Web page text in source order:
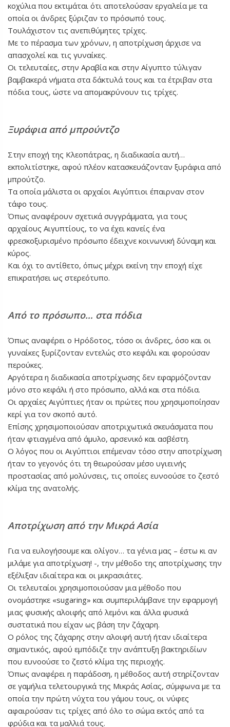
κοχύλια που εκτιμάται ότι αποτελούσαν εργαλεία με τα
οποία οι άνδρες ξύριζαν το πρόσωπό τους.
Τουλάχιστον τις ανεπιθύμητες τρίχες.
Με το πέρασμα των χρόνων, η αποτρίχωση άρχισε να
απασχολεί και τις γυναίκες.
Οι τελευταίες, στην Αραβία και στην Αίγυπτο τύλιγαν
βαμβακερά νήματα στα δάκτυλά τους και τα έτριβαν στα
πόδια τους, ώστε να απομακρύνουν τις τρίχες.
Ξυράφια από μπρούντζο
Στην εποχή της Κλεοπάτρας, η διαδικασία αυτή…
εκπολιτίστηκε, αφού πλέον κατασκευάζονταν ξυράφια από
μπρούτζο.
Τα οποία μάλιστα οι αρχαίοι Αιγύπτιοι έπαιρναν στον
τάφο τους.
Όπως αναφέρουν σχετικά συγγράμματα, για τους
αρχαίους Αιγυπτίους, το να έχει κανείς ένα
φρεσκοξυρισμένο πρόσωπο έδειχνε κοινωνική δύναμη και
κύρος.
Και όχι το αντίθετο, όπως μέχρι εκείνη την εποχή είχε
επικρατήσει ως στερεότυπο.
Από το πρόσωπο… στα πόδια
Όπως αναφέρει ο Ηρόδοτος, τόσο οι άνδρες, όσο και οι
γυναίκες ξυρίζονταν εντελώς στο κεφάλι και φορούσαν
περούκες.
Αργότερα η διαδικασία αποτρίχωσης δεν εφαρμόζονταν
μόνο στο κεφάλι ή στο πρόσωπο, αλλά και στα πόδια.
Οι αρχαίες Αιγύπτιες ήταν οι πρώτες που χρησιμοποίησαν
κερί για τον σκοπό αυτό.
Επίσης χρησιμοποιούσαν αποτριχωτικά σκευάσματα που
ήταν φτιαγμένα από άμυλο, αρσενικό και ασβέστη.
Ο λόγος που οι Αιγύπτιοι επέμεναν τόσο στην αποτρίχωση
ήταν το γεγονός ότι τη θεωρούσαν μέσο υγιεινής
προστασίας από μολύνσεις, τις οποίες ευνοούσε το ζεστό
κλίμα της ανατολής.
Αποτρίχωση από την Μικρά Ασία
Για να ευλογήσουμε και ολίγον… τα γένια μας – έστω κι αν
μιλάμε για αποτρίχωση! -, την μέθοδο της αποτρίχωσης την
εξέλιξαν ιδιαίτερα και οι μικρασιάτες.
Οι τελευταίοι χρησιμοποιούσαν μια μέθοδο που
ονομάστηκε «sugaring» και συμπεριλάμβανε την εφαρμογή
μιας φυσικής αλοιφής από λεμόνι και άλλα φυσικά
συστατικά που είχαν ως βάση την ζάχαρη.
Ο ρόλος της ζάχαρης στην αλοιφή αυτή ήταν ιδιαίτερα
σημαντικός, αφού εμπόδιζε την ανάπτυξη βακτηριδίων
που ευνοούσε το ζεστό κλίμα της περιοχής.
Όπως αναφέρει η παράδοση, η μέθοδος αυτή στηρίζονταν
σε γαμήλια τελετουργικά της Μικράς Ασίας, σύμφωνα με τα
οποία την πρώτη νύχτα του γάμου τους, οι νύφες
αφαιρούσαν τις τρίχες από όλο το σώμα εκτός από τα
φρύδια και τα μαλλιά τους.